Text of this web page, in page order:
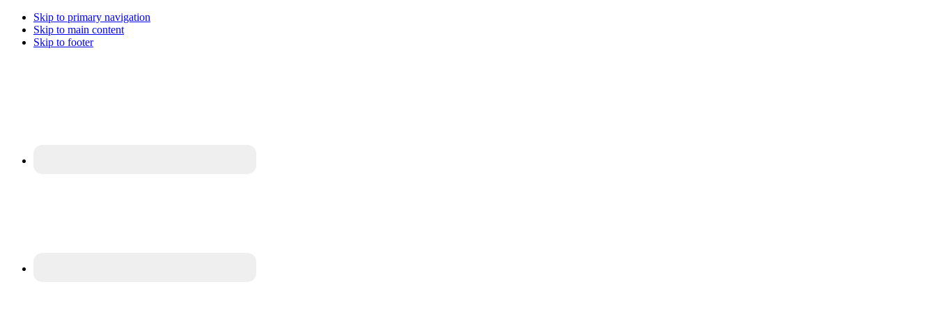
Skip to primary navigation
Skip to main content
Skip to footer